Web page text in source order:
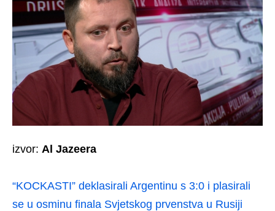
izvor: Al Jazeera
“KOCKASTI” deklasirali Argentinu s 3:0 i plasirali
se u osminu finala Svjetskog prvenstva u Rusiji